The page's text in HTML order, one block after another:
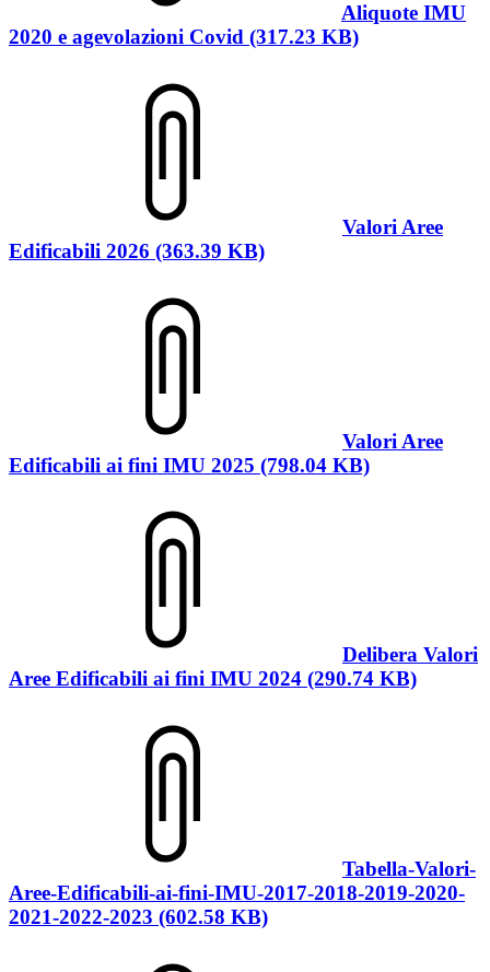
Aliquote IMU
2020 e agevolazioni Covid (317.23 KB)
Valori Aree
Edificabili 2026 (363.39 KB)
Valori Aree
Edificabili ai fini IMU 2025 (798.04 KB)
Delibera Valori
Aree Edificabili ai fini IMU 2024 (290.74 KB)
Tabella-Valori-
Aree-Edificabili-ai-fini-IMU-2017-2018-2019-2020-
2021-2022-2023 (602.58 KB)